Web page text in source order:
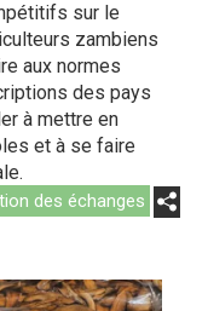
sur le
zambiens
aux normes
des pays
à mettre en
et à se faire
des échanges